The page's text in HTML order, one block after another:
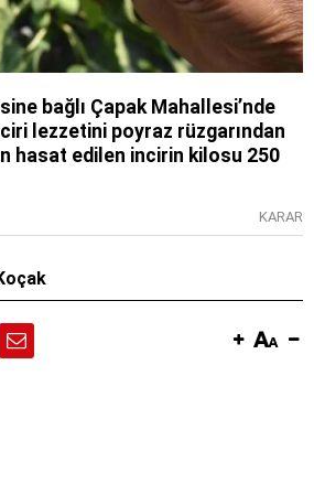
bağlı Çapak Mahallesi’nde
lezzetini poyraz rüzgarından
hasat edilen incirin kilosu 250
KARAR